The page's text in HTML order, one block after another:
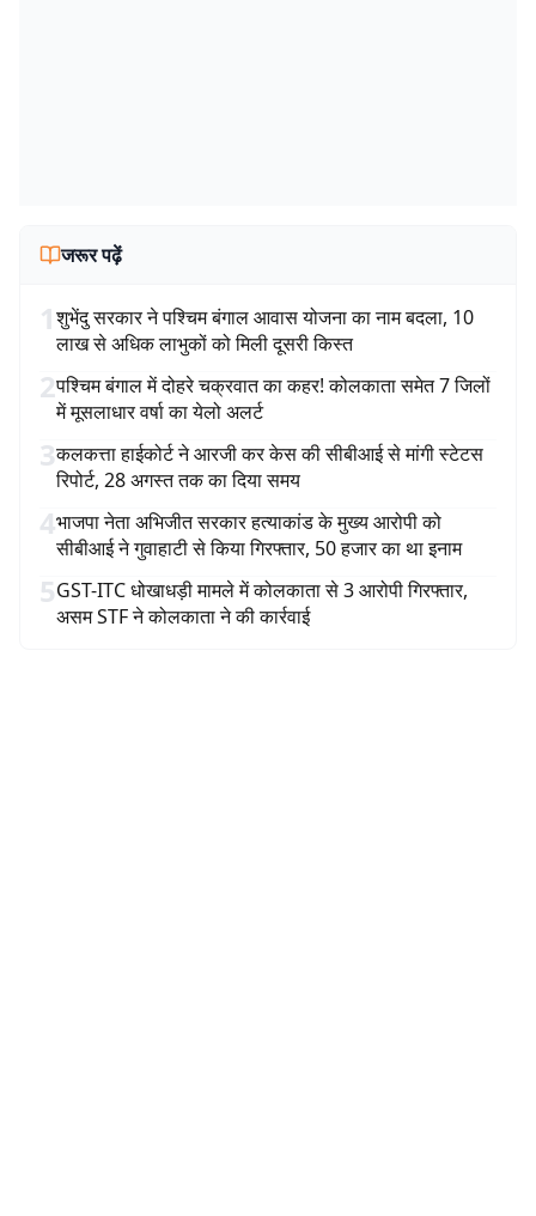
जरूर पढ़ें
1शुभेंदु सरकार ने पश्चिम बंगाल आवास योजना का नाम बदला, 10
लाख से अधिक लाभुकों को मिली दूसरी किस्त
2पश्चिम बंगाल में दोहरे चक्रवात का कहर! कोलकाता समेत 7 जिलों
में मूसलाधार वर्षा का येलो अलर्ट
3कलकत्ता हाईकोर्ट ने आरजी कर केस की सीबीआई से मांगी स्टेटस
रिपोर्ट, 28 अगस्त तक का दिया समय
4भाजपा नेता अभिजीत सरकार हत्याकांड के मुख्य आरोपी को
सीबीआई ने गुवाहाटी से किया गिरफ्तार, 50 हजार का था इनाम
5GST-ITC धोखाधड़ी मामले में कोलकाता से 3 आरोपी गिरफ्तार,
असम STF ने कोलकाता ने की कार्रवाई